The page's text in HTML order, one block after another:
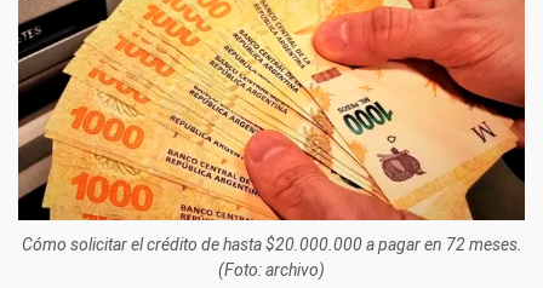
Cómo solicitar el crédito de hasta $20.000.000 a pagar en 72 meses.
(Foto: archivo)